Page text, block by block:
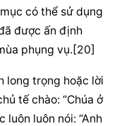
có thể sử dụng
được ấn định
phụng vụ.[20]
long trọng hoặc lời
tế chào: “Chúa ở
luôn luôn nói: “Anh